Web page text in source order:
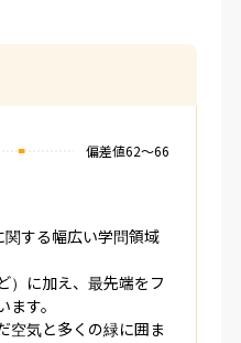
偏差値62〜66
する幅広い学問領域
）に加え、最先端をフ
す。
空気と多くの緑に囲ま